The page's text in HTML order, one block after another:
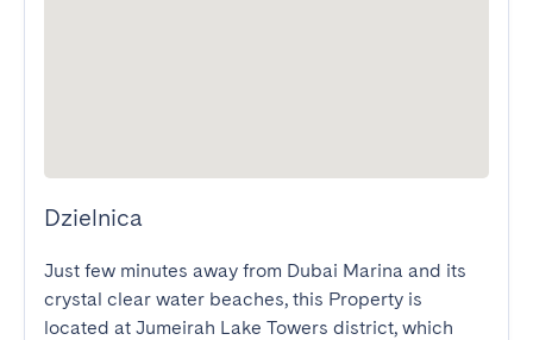
Dzielnica
Just few minutes away from Dubai Marina and its
crystal clear water beaches, this Property is
located at Jumeirah Lake Towers district, which